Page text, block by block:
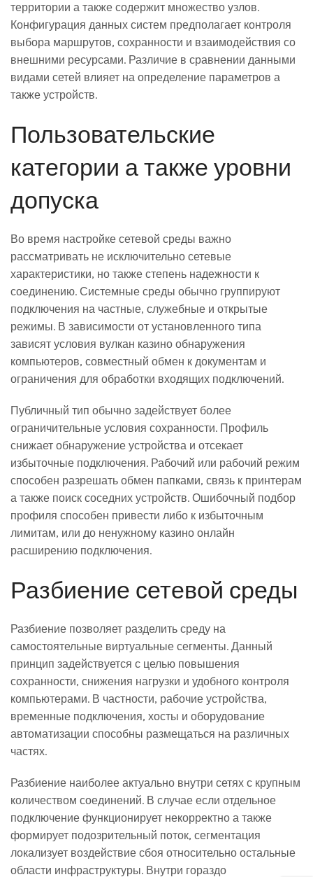
территории а также содержит множество узлов.
Конфигурация данных систем предполагает контроля
выбора маршрутов, сохранности и взаимодействия со
внешними ресурсами. Различие в сравнении данными
видами сетей влияет на определение параметров а
также устройств.
Пользовательские
категории а также уровни
допуска
Во время настройке сетевой среды важно
рассматривать не исключительно сетевые
характеристики, но также степень надежности к
соединению. Системные среды обычно группируют
подключения на частные, служебные и открытые
режимы. В зависимости от установленного типа
зависят условия вулкан казино обнаружения
компьютеров, совместный обмен к документам и
ограничения для обработки входящих подключений.
Публичный тип обычно задействует более
ограничительные условия сохранности. Профиль
снижает обнаружение устройства и отсекает
избыточные подключения. Рабочий или рабочий режим
способен разрешать обмен папками, связь к принтерам
а также поиск соседних устройств. Ошибочный подбор
профиля способен привести либо к избыточным
лимитам, или до ненужному казино онлайн
расширению подключения.
Разбиение сетевой среды
Разбиение позволяет разделить среду на
самостоятельные виртуальные сегменты. Данный
принцип задействуется с целью повышения
сохранности, снижения нагрузки и удобного контроля
компьютерами. В частности, рабочие устройства,
временные подключения, хосты и оборудование
автоматизации способны размещаться на различных
частях.
Разбиение наиболее актуально внутри сетях с крупным
количеством соединений. В случае если отдельное
подключение функционирует некорректно а также
формирует подозрительный поток, сегментация
локализует воздействие сбоя относительно остальные
области инфраструктуры. Внутри гораздо